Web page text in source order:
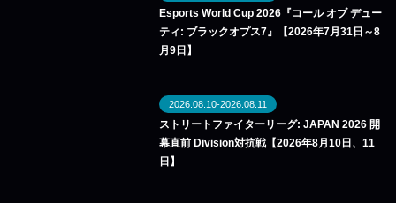
Esports World Cup 2026『コール オブ デュー
ティ: ブラックオプス7』【2026年7月31日～8
月9日】
2026.08.10-2026.08.11
ストリートファイターリーグ: JAPAN 2026 開
幕直前 Division対抗戦【2026年8月10日、11
日】